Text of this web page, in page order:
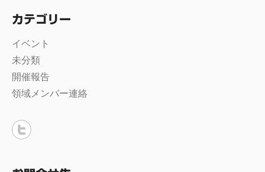
カテゴリー
イベント
未分類
開催報告
領域メンバー連絡